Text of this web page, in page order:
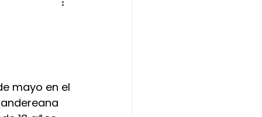
mayo en el